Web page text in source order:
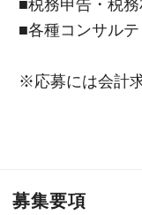
■税務申告・税
■各種コンサル
※応募には会計
募集要項